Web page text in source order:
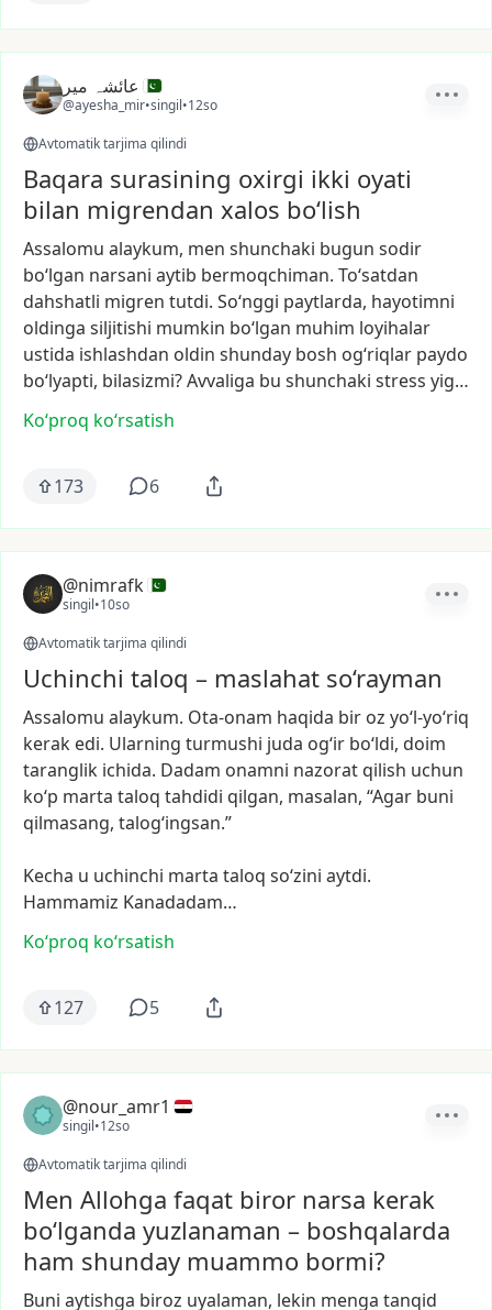
عائشہ میر
@ayesha_mir•singil•12so
Avtomatik tarjima qilindi
Baqara surasining oxirgi ikki oyati
bilan migrendan xalos bo‘lish
Assalomu alaykum, men shunchaki bugun sodir
bo‘lgan narsani aytib bermoqchiman. To‘satdan
dahshatli migren tutdi. So‘nggi paytlarda, hayotimni
oldinga siljitishi mumkin bo‘lgan muhim loyihalar
ustida ishlashdan oldin shunday bosh og‘riqlar paydo
bo‘lyapti, bilasizmi?Avvaliga bu shunchaki stress yig…
Ko‘proq koʻrsatish
173 6
@nimrafk
singil•10so
Avtomatik tarjima qilindi
Uchinchi taloq – maslahat so‘rayman
Assalomu alaykum. Ota-onam haqida bir oz yo‘l-yo‘riq
kerak edi. Ularning turmushi juda og‘ir bo‘ldi, doim
taranglik ichida. Dadam onamni nazorat qilish uchun
ko‘p marta taloq tahdidi qilgan, masalan, “Agar buni
qilmasang, talogʻingsan.”
Kecha u uchinchi marta taloq soʻzini aytdi.
Hammamiz Kanadadam…
Ko‘proq koʻrsatish
127 5
@nour_amr1
singil•12so
Avtomatik tarjima qilindi
Men Allohga faqat biror narsa kerak
bo‘lganda yuzlanaman – boshqalarda
ham shunday muammo bormi?
Buni aytishga biroz uyalaman, lekin menga tanqid